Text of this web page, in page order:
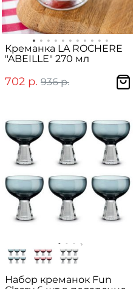
Креманка LA ROCHERE
"ABEILLE" 270 мл
702 р. 936 р.
Набор креманок Fun